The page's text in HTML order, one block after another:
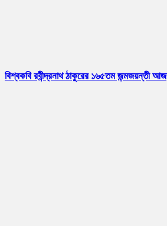
বিশ্বকবি রবীন্দ্রনাথ ঠাকুরের ১৬৫তম জন্মজয়ন্তী আজ